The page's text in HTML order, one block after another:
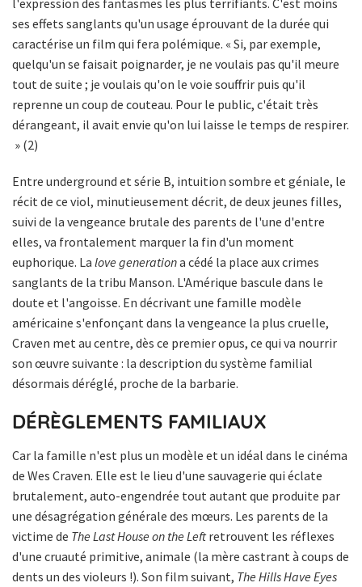
ses effets sanglants qu'un usage éprouvant de la durée qui
caractérise un film qui fera polémique. « Si, par exemple,
quelqu'un se faisait poignarder, je ne voulais pas qu'il meure
tout de suite ; je voulais qu'on le voie souffrir puis qu'il
reprenne un coup de couteau. Pour le public, c'était très
dérangeant, il avait envie qu'on lui laisse le temps de respirer.
» (2)
Entre underground et série B, intuition sombre et géniale, le
récit de ce viol, minutieusement décrit, de deux jeunes filles,
suivi de la vengeance brutale des parents de l'une d'entre
elles, va frontalement marquer la fin d'un moment
euphorique. La love generationa cédé la place aux crimes
sanglants de la tribu Manson. L'Amérique bascule dans le
doute et l'angoisse. En décrivant une famille modèle
américaine s'enfonçant dans la vengeance la plus cruelle,
Craven met au centre, dès ce premier opus, ce qui va nourrir
son œuvre suivante : la description du système familial
désormais déréglé, proche de la barbarie.
DÉRÈGLEMENTS FAMILIAUX
Car la famille n'est plus un modèle et un idéal dans le cinéma
de Wes Craven. Elle est le lieu d'une sauvagerie qui éclate
brutalement, auto-engendrée tout autant que produite par
une désagrégation générale des mœurs. Les parents de la
victime de The Last House on the Leftretrouvent les réflexes
d'une cruauté primitive, animale (la mère castrant à coups de
dents un des violeurs !). Son film suivant, The Hills Have Eyes